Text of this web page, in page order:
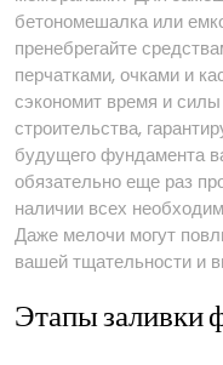
бетономешалка или
пренебрегайте
перчатками, очками и
сэкономит время и
строительства,
будущего фундамента
обязательно еще раз
наличии всех
Даже мелочи могут
вашей тщательности и
Этапы заливки